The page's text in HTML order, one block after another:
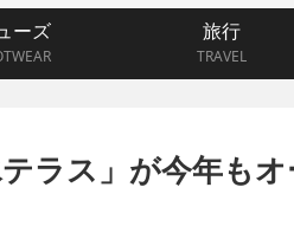
ーズ
旅行
TRAVEL
ラス」が今年も